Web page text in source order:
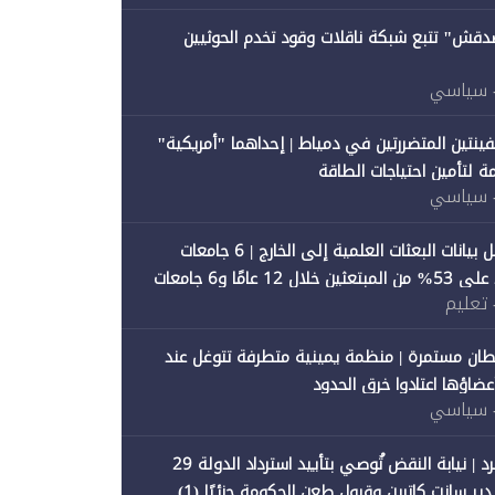
تتبع شبكة ناقلات وقود تخدم الحوثيين
سياسي
المتضررتين في دمياط | إحداهما "أمريكية"
لتأمين احتياجات الطاقة
سياسي
"متصدقش" تحلل بيانات البعثات العلمية إلى الخارج | 6 جامعات
حكومية تستحوذ على 53% من المبتعثين خلال 12 عامًا و6 جامعات
تعليم
مستمرة | منظمة يمينية متطرفة تتوغل عند
اعتادوا خرق الحدود
سياسي
"متصدقش" تنفرد | نيابة النقض تُوصي بتأييد استرداد الدولة 29